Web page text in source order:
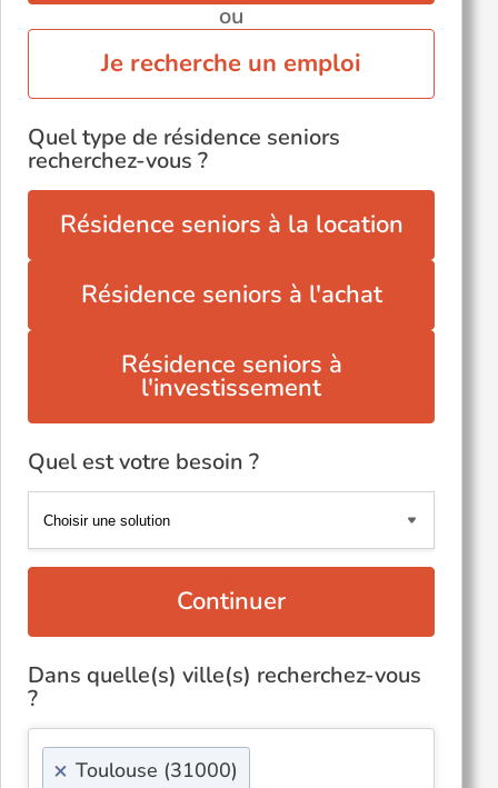
ou
Je recherche un emploi
Quel type de résidence seniors
recherchez-vous ?
Résidence seniors à la location
Résidence seniors à l'achat
Résidence seniors à
l'investissement
Quel est votre besoin ?
Continuer
Dans quelle(s) ville(s) recherchez-vous
?
× Toulouse (31000)